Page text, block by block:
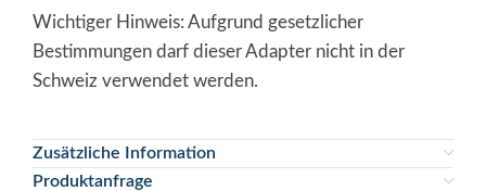
Wichtiger Hinweis: Aufgrund gesetzlicher
Bestimmungen darf dieser Adapter nicht in der
Schweiz verwendet werden.
Zusätzliche Information
Produktanfrage